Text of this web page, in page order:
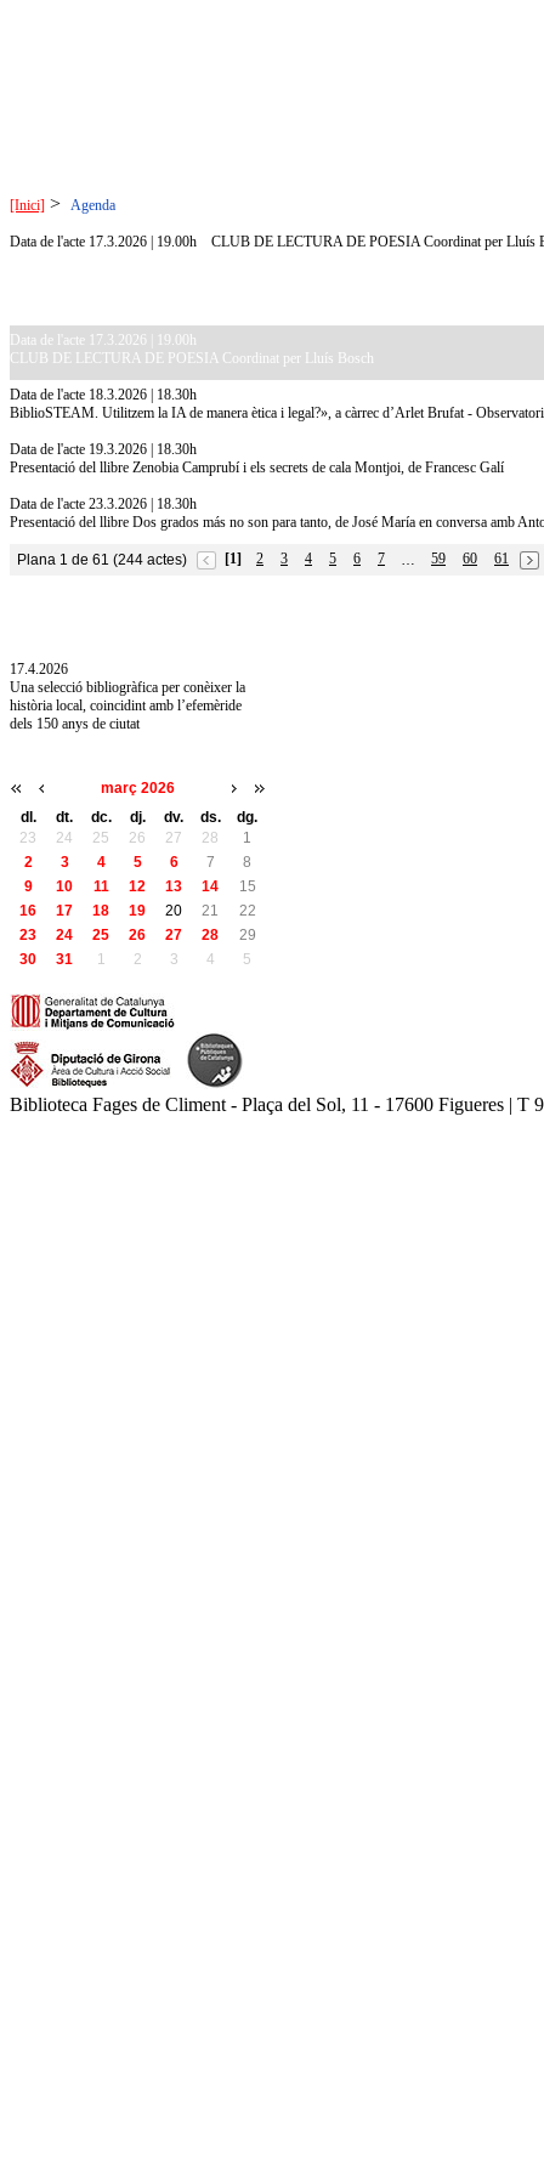
[Inici] > Agenda
Data de l'acte 17.3.2026 | 19.00h CLUB DE LECTURA DE POESIA Coordinat per Lluís
Data de l'acte 17.3.2026 | 19.00h
CLUB DE LECTURA DE POESIA Coordinat per Lluís Bosch
Data de l'acte 18.3.2026 | 18.30h
BiblioSTEAM. Utilitzem la IA de manera ètica i legal?», a càrrec d’Arlet Brufat -
Data de l'acte 19.3.2026 | 18.30h
Presentació del llibre Zenobia Camprubí i els secrets de cala Montjoi, de Francesc Galí
Data de l'acte 23.3.2026 | 18.30h
Presentació del llibre Dos grados más no son para tanto, de José María en conversa amb
Plana 1 de 61 (244 actes) [1] 2 3 4 5 6 7 … 59 60
61
17.4.2026
Una selecció bibliogràfica per conèixer la
història local, coincidint amb l’efemèride
dels 150 anys de ciutat
març 2026
dl.
dt. dc. dj. dv. ds.
dg.
23
24 25 26 27 28
1
2
3 4 5 6 7
8
9
10 11 12 13 14
15
16
17 18 19 20 21
22
23
24 25 26 27 28
29
30
31 1 2 3 4 5
Biblioteca Fages de Climent - Plaça del Sol, 11 - 17600 Figueres |